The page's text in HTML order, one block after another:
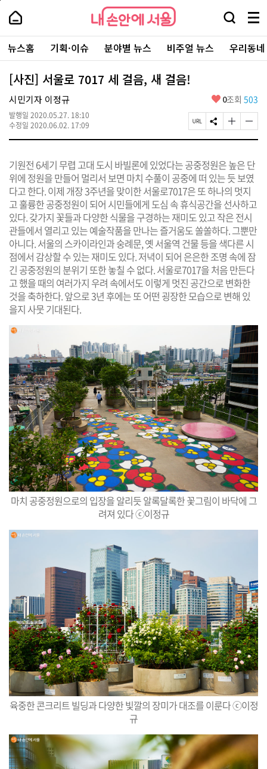
본
로
가
내
손
안
에
서
울
-
서
울
시
대
표
소
포
털
내
손
에
울
검
창
열
기
메
뉴
전
체
보
주
요
서
뉴스홈 기획·이슈 분야별 뉴스 비주얼 뉴스 우리동
[사진] 서울로 7017 세 걸음, 새 걸음!
시민기자 이정규
발행일 2020.05.27. 18:10
수정일 2020.06.02. 17:09
좋
요
0조회 503
페
이
R
L
복
사
S
N
유
하
기
글
자
크
게
변
경
하
기
글
자
작
게
변
경
하
기
기원전 6세기 무렵 고대 도시 바빌론에 있었다는 공중정원은 높은 단
위에 정원을 만들어 멀리서 보면 마치 수풀이 공중에 떠 있는 듯 보였
다고 한다. 이제 개장 3주년을 맞이한 서울로7017은 또 하나의 멋지
고 훌륭한 공중정원이 되어 시민들에게 도심 속 휴식공간을 선사하고
있다. 갖가지 꽃들과 다양한 식물을 구경하는 재미도 있고 작은 전시
관들에서 열리고 있는 예술작품을 만나는 즐거움도 쏠쏠하다. 그뿐만
아니다. 서울의 스카이라인과 숭례문, 옛 서울역 건물 등을 색다른 시
점에서 감상할 수 있는 재미도 있다. 저녁이 되어 은은한 조명 속에 잠
긴 공중정원의 분위기 또한 놓칠 수 없다. 서울로7017을 처음 만든다
고 했을 때의 여러가지 우려 속에서도 이렇게 멋진 공간으로 변화한
것을 축하한다. 앞으로 3년 후에는 또 어떤 굉장한 모습으로 변해 있
을지 사뭇 기대된다.
마치 공중정원으로의 입장을 알리듯 알록달록한 꽃그림이 바닥에 그
려져 있다 ⓒ이정규
육중한 콘크리트 빌딩과 다양한 빛깔의 장미가 대조를 이룬다 ⓒ이정
규
페
상
단
로